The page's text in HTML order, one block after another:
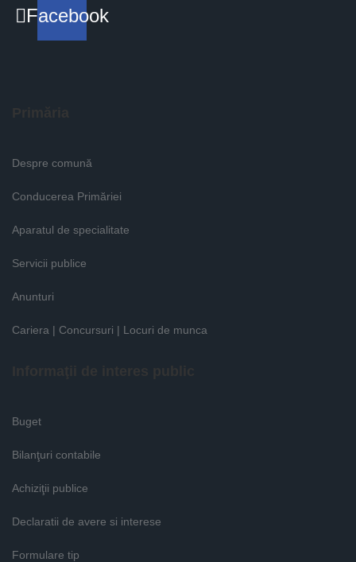
Facebook
Despre comună
Conducerea Primăriei
Aparatul de specialitate
Servicii publice
Anunturi
Cariera | Concursuri | Locuri de munca
Buget
Bilanţuri contabile
Achiziţii publice
Declaratii de avere si interese
Formulare tip